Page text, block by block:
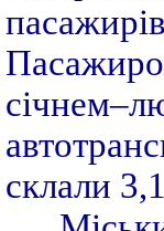
склали